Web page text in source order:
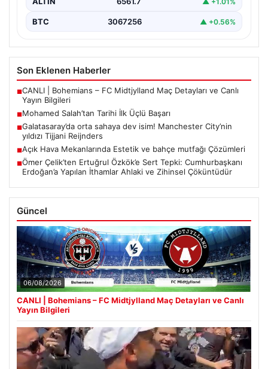
BTC 3067256 ▲ +0.56%
Son Eklenen Haberler
■CANLI | Bohemians – FC Midtjylland Maç Detayları ve Canlı
Yayın Bilgileri
■Mohamed Salah’tan Tarihi İlk Üçlü Başarı
■Galatasaray’da orta sahaya dev isim! Manchester City’nin
yıldızı Tijjani Reijnders
■Açık Hava Mekanlarında Estetik ve bahçe mutfağı Çözümleri
■Ömer Çelik’ten Ertuğrul Özkök’e Sert Tepki: Cumhurbaşkanı
Erdoğan’a Yapılan İthamlar Ahlaki ve Zihinsel Çöküntüdür
Güncel
06/08/2026
CANLI | Bohemians – FC Midtjylland Maç Detayları ve Canlı
Yayın Bilgileri